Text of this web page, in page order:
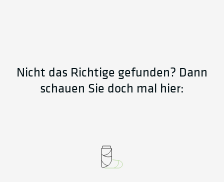
Nicht das Richtige gefunden? Dann
schauen Sie doch mal hier: